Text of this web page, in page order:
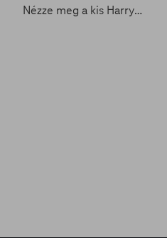
Nézze meg a kis Harry Potter 15 éves próbafelvételét!